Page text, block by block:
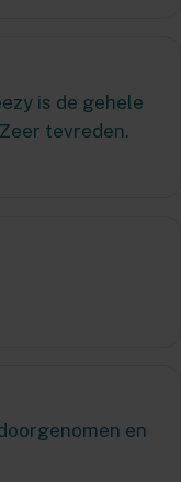
is de gehele
tevreden.
en